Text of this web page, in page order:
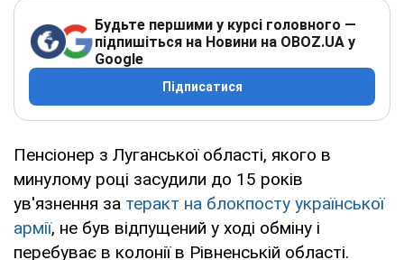
Будьте першими у курсі головного —
підпишіться на Новини на OBOZ.UA у
Google
Підписатися
Пенсіонер з Луганської області, якого в
минулому році засудили до 15 років
ув'язнення за теракт на блокпосту української
армії, не був відпущений у ході обміну і
перебуває в колонії в Рівненській області.